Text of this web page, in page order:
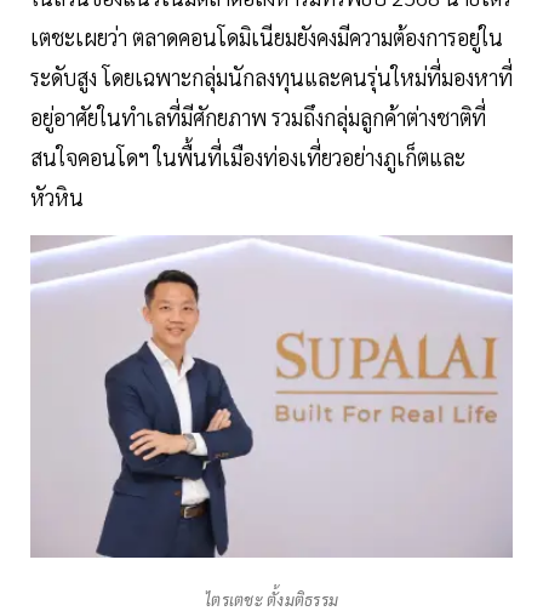
เตชะเผยว่า ตลาดคอนโดมิเนียมยังคงมีความต้องการอยู่ใน
ระดับสูง โดยเฉพาะกลุ่มนักลงทุนและคนรุ่นใหม่ที่มองหาที่
อยู่อาศัยในทำเลที่มีศักยภาพ รวมถึงกลุ่มลูกค้าต่างชาติที่
สนใจคอนโดฯ ในพื้นที่เมืองท่องเที่ยวอย่างภูเก็ตและ
หัวหิน
ไตรเตชะ ตั้งมติธรรม